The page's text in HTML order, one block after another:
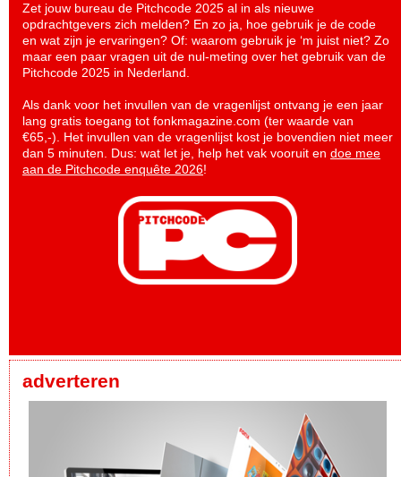
Zet jouw bureau de Pitchcode 2025 al in als nieuwe
opdrachtgevers zich melden? En zo ja, hoe gebruik je de code
en wat zijn je ervaringen? Of: waarom gebruik je ‘m juist niet? Zo
maar een paar vragen uit de nul-meting over het gebruik van de
Pitchcode 2025 in Nederland.
Als dank voor het invullen van de vragenlijst ontvang je een jaar
lang gratis toegang tot fonkmagazine.com (ter waarde van
€65,-). Het invullen van de vragenlijst kost je bovendien niet meer
dan 5 minuten. Dus: wat let je, help het vak vooruit en doe mee
aan de Pitchcode enquête 2026!
adverteren